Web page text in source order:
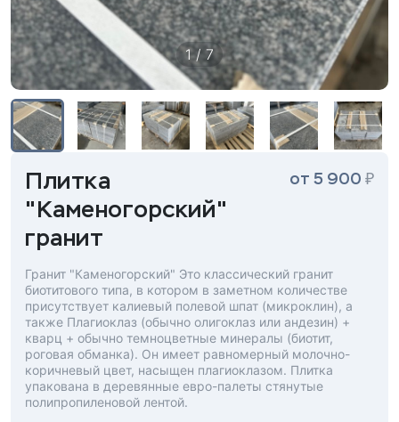
1 / 7
Плитка
"Каменогорский"
гранит
от 5 900 ₽
Гранит "Каменогорский" Это классический гранит
биотитового типа, в котором в заметном количестве
присутствует калиевый полевой шпат (микроклин), а
также Плагиоклаз (обычно олигоклаз или андезин) +
кварц + обычно темноцветные минералы (биотит,
роговая обманка). Он имеет равномерный молочно-
коричневый цвет, насыщен плагиоклазом. Плитка
упакована в деревянные евро-палеты стянутые
полипропиленовой лентой.